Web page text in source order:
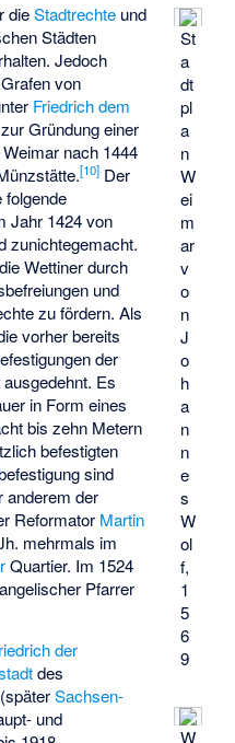
St
a
dt
pl
a
n
W
ei
m
ar
v
o
n
J
o
h
a
n
n
e
s
W
ol
f,
1
5
6
9
dieStadtrechte und
Städten
Jedoch
von
Friedrich dem
Gründung einer
Weimar nach 1444
[10] Der
folgende
Jahr 1424 von
zunichtegemacht.
Wettiner durch
und
zu fördern. Als
vorher bereits
der
Es
in Form eines
bis zehn Metern
befestigten
sind
anderem der
Reformator Martin
mehrmals im
Quartier. Im 1524
Pfarrer
W
der
des
(späterSachsen-
und